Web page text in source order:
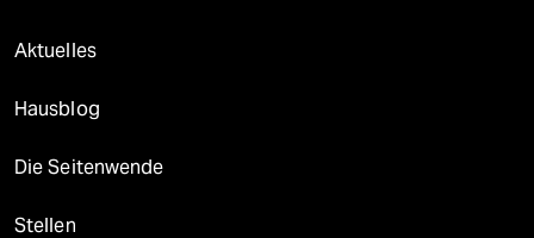
Aktuelles
Hausblog
Die Seitenwende
Stellen